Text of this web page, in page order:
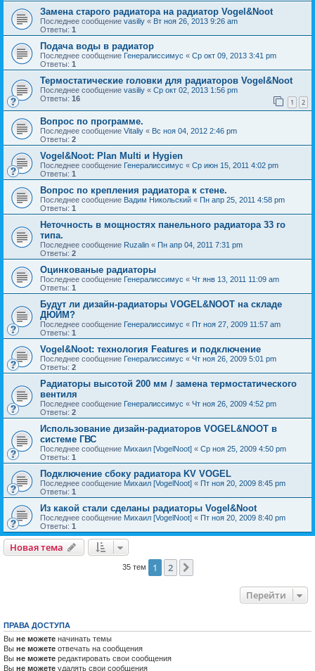
Замена старого радиатора на радиатор Vogel&Noot
Последнее сообщение vasiliy « Вт ноя 26, 2013 9:26 am
Ответы: 1
Подача воды в радиатор
Последнее сообщение Генералиссимус « Ср окт 09, 2013 3:41 pm
Ответы: 1
Термостатические головки для радиаторов Vogel&Noot
Последнее сообщение vasiliy « Ср окт 02, 2013 1:56 pm
Ответы: 16 1 2
Вопрос по программе.
Последнее сообщение Vitaliy « Вс ноя 04, 2012 2:46 pm
Ответы: 2
Vogel&Noot: Plan Multi и Hygien
Последнее сообщение Генералиссимус « Ср июн 15, 2011 4:02 pm
Ответы: 1
Вопрос по крепления радиатора к стене.
Последнее сообщение Вадим Никольский « Пн апр 25, 2011 4:58 pm
Ответы: 1
Неточность в мощностях панельного радиатора 33 го
типа.
Последнее сообщение Ruzalin « Пн апр 04, 2011 7:31 pm
Ответы: 2
Оцинкованые радиаторы
Последнее сообщение Генералиссимус « Чт янв 13, 2011 11:09 am
Ответы: 1
Будут ли дизайн-радиаторы VOGEL&NOOT на складе
ДЮЙМ?
Последнее сообщение Генералиссимус « Пт ноя 27, 2009 11:57 am
Ответы: 1
Vogel&Noot: технология Features и подключение
Последнее сообщение Генералиссимус « Чт ноя 26, 2009 5:01 pm
Ответы: 2
Радиаторы высотой 200 мм / замена термостатического
вентиля
Последнее сообщение Генералиссимус « Чт ноя 26, 2009 4:52 pm
Ответы: 2
Использование дизайн-радиаторов VOGEL&NOOT в
системе ГВС
Последнее сообщение Михаил [VogelNoot] « Ср ноя 25, 2009 4:50 pm
Ответы: 1
Подключение сбоку радиатора KV VOGEL
Последнее сообщение Михаил [VogelNoot] « Пт ноя 20, 2009 8:45 pm
Ответы: 1
Из какой стали сделаны радиаторы Vogel&Noot
Последнее сообщение Михаил [VogelNoot] « Пт ноя 20, 2009 8:40 pm
Ответы: 1
Новая тема
35 тем 1 2
Перейти
ПРАВА ДОСТУПА
Вы не можете начинать темы
Вы не можете отвечать на сообщения
Вы не можете редактировать свои сообщения
Вы не можете удалять свои сообщения